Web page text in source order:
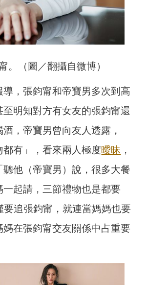
。（圖／翻攝自微博）
導，張鈞甯和帝寶男多次到高
明知對方有女友的張鈞甯還
，帝寶男曾向友人透露，
都有」，看來兩人極度曖昧 ，
聽他（帝寶男）說，很多大餐
一起請，三節禮物也是都要
要追張鈞甯，就連當媽媽也要
媽在張鈞甯交友關係中占重要